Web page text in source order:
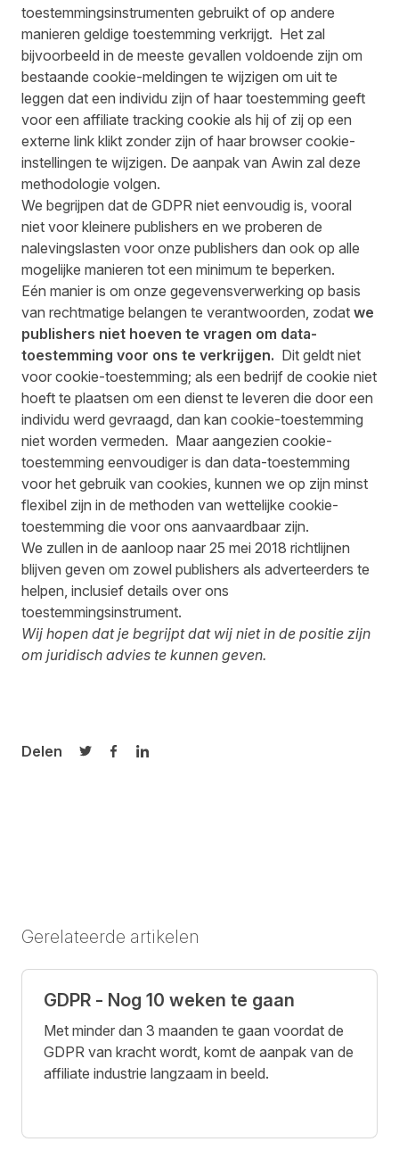
toestemmingsinstrumenten gebruikt of op andere
manieren geldige toestemming verkrijgt. Het zal
bijvoorbeeld in de meeste gevallen voldoende zijn om
bestaande cookie-meldingen te wijzigen om uit te
leggen dat een individu zijn of haar toestemming geeft
voor een affiliate tracking cookie als hij of zij op een
externe link klikt zonder zijn of haar browser cookie-
instellingen te wijzigen. De aanpak van Awin zal deze
methodologie volgen.
We begrijpen dat de GDPR niet eenvoudig is, vooral
niet voor kleinere publishers en we proberen de
nalevingslasten voor onze publishers dan ook op alle
mogelijke manieren tot een minimum te beperken.
Eén manier is om onze gegevensverwerking op basis
van rechtmatige belangen te verantwoorden, zodat we
publishers niet hoeven te vragen om data-
toestemming voor ons te verkrijgen. Dit geldt niet
voor cookie-toestemming; als een bedrijf de cookie niet
hoeft te plaatsen om een dienst te leveren die door een
individu werd gevraagd, dan kan cookie-toestemming
niet worden vermeden. Maar aangezien cookie-
toestemming eenvoudiger is dan data-toestemming
voor het gebruik van cookies, kunnen we op zijn minst
flexibel zijn in de methoden van wettelijke cookie-
toestemming die voor ons aanvaardbaar zijn.
We zullen in de aanloop naar 25 mei 2018 richtlijnen
blijven geven om zowel publishers als adverteerders te
helpen, inclusief details over ons
toestemmingsinstrument.
Wij hopen dat je begrijpt dat wij niet in de positie zijn
om juridisch advies te kunnen geven.
Delen
Delen op Twitter
Delen op Facebook
Delen op LinkedIn
Gerelateerde artikelen
GDPR - Nog 10 weken te gaan
Met minder dan 3 maanden te gaan voordat de
GDPR van kracht wordt, komt de aanpak van de
affiliate industrie langzaam in beeld.